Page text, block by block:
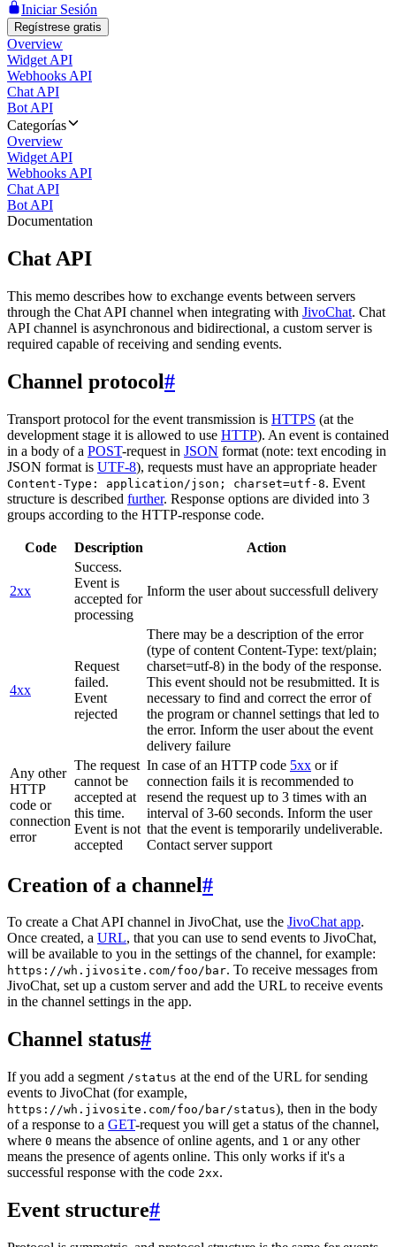
Iniciar Sesión
Regístrese gratis
Overview
Widget API
Webhooks API
Chat API
Bot API
Categorías
Overview
Widget API
Webhooks API
Chat API
Bot API
Documentation
Chat API
This memo describes how to exchange events between servers
through the Chat API channel when integrating with JivoChat. Chat
API channel is asynchronous and bidirectional, a custom server is
required capable of receiving and sending events.
Channel protocol#
Transport protocol for the event transmission is HTTPS (at the
development stage it is allowed to use HTTP). An event is contained
in a body of a POST-request in JSON format (note: text encoding in
JSON format is UTF-8), requests must have an appropriate header
Content-Type: application/json; charset=utf-8. Event
structure is described further. Response options are divided into 3
groups according to the HTTP-response code.
Code Description Action
2xx
Success.
Event is
accepted for
processing
Inform the user about successfull delivery
4xx
Request
failed.
Event
rejected
There may be a description of the error
(type of content Content-Type: text/plain;
charset=utf-8) in the body of the response.
This event should not be resubmitted. It is
necessary to find and correct the error of
the program or channel settings that led to
the error. Inform the user about the event
delivery failure
Any other
HTTP
code or
connection
error
The request
cannot be
accepted at
this time.
Event is not
accepted
In case of an HTTP code 5xx or if
connection fails it is recommended to
resend the request up to 3 times with an
interval of 3-60 seconds. Inform the user
that the event is temporarily undeliverable.
Contact server support
Creation of a channel#
To create a Chat API channel in JivoChat, use the JivoChat app.
Once created, a URL, that you can use to send events to JivoChat,
will be available to you in the settings of the channel, for example:
https://wh.jivosite.com/foo/bar. To receive messages from
JivoChat, set up a custom server and add the URL to receive events
in the channel settings in the app.
Channel status#
If you add a segment /status at the end of the URL for sending
events to JivoChat (for example,
https://wh.jivosite.com/foo/bar/status), then in the body
of a response to a GET-request you will get a status of the channel,
where 0 means the absence of online agents, and 1 or any other
means the presence of agents online. This only works if it's a
successful response with the code 2xx.
Event structure#